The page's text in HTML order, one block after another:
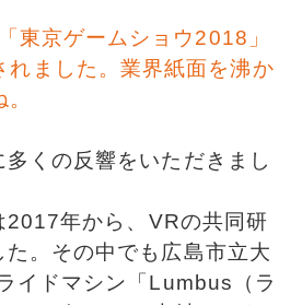
東京ゲームショウ2018」
れました。業界紙面を沸か
くの反響をいただきまし
2017年から、VRの共同研
。その中でも広島市立大
イドマシン「Lumbus（ラ